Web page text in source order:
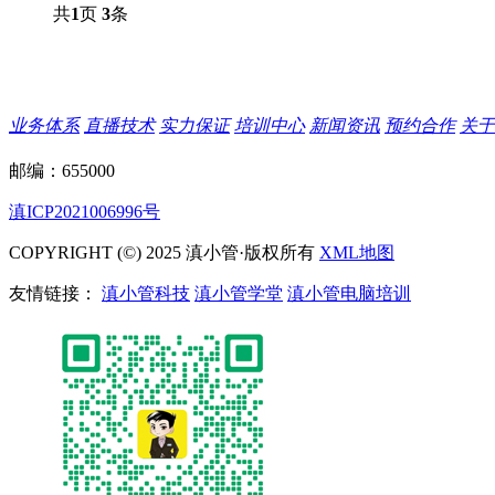
共1页 3条
业务体系 直播技术 实力保证 培训中心 新闻资讯 预约合作 关
邮编：655000
滇ICP2021006996号
COPYRIGHT (©) 2025 滇小管·版权所有 XML地图
友情链接： 滇小管科技 滇小管学堂 滇小管电脑培训